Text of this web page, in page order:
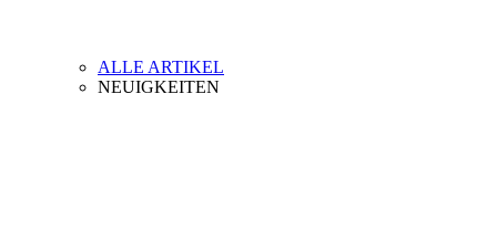
ALLE ARTIKEL
NEUIGKEITEN